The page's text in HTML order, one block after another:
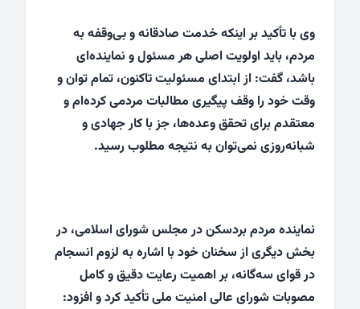
وی با تأکید بر اینکه خدمت صادقانه و بی‌وقفه به
مردم، باید اولویت اصلی هر مسئول و نماینده‌ای
باشد، گفت: از ابتدای مسئولیت تاکنون، تمام توان و
وقت خود را وقف پیگیری مطالبات مردمی کرده‌ام و
معتقدم برای تحقق وعده‌ها، جز با کار جهادی و
شبانه‌روزی نمی‌توان به نتیجه مطلوب رسید.
نماینده مردم بردسکن در مجلس شورای اسلامی، در
بخش دیگری از سخنان خود با اشاره به لزوم انسجام
در قوای سه‌گانه، بر اهمیت رعایت دقیق و کامل
مصوبات شورای عالی امنیت ملی تأکید کرد و افزود: